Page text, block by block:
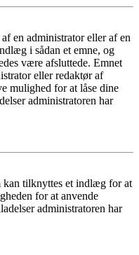
en administrator eller af en
i sådan et emne, og
være afsluttede. Emnet
eller redaktør af
mulighed for at låse dine
administratoren har
kan tilknyttes et indlæg for at
for at anvende
administratoren har